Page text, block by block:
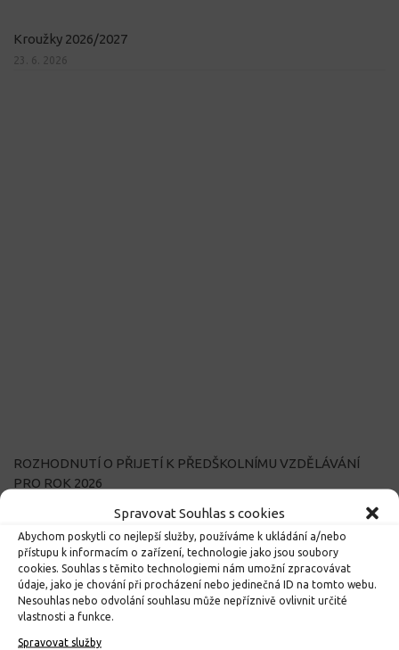
Spravovat Souhlas s cookies
Abychom poskytli co nejlepší služby, používáme k ukládání a/nebo
přístupu k informacím o zařízení, technologie jako jsou soubory
cookies. Souhlas s těmito technologiemi nám umožní zpracovávat
údaje, jako je chování při procházení nebo jedinečná ID na tomto webu.
Nesouhlas nebo odvolání souhlasu může nepříznivě ovlivnit určité
vlastnosti a funkce.
Spravovat služby
Kroužky 2026/2027
23. 6. 2026
ROZHODNUTÍ O PŘIJETÍ K PŘEDŠKOLNÍMU VZDĚLÁVÁNÍ
PRO ROK 2026